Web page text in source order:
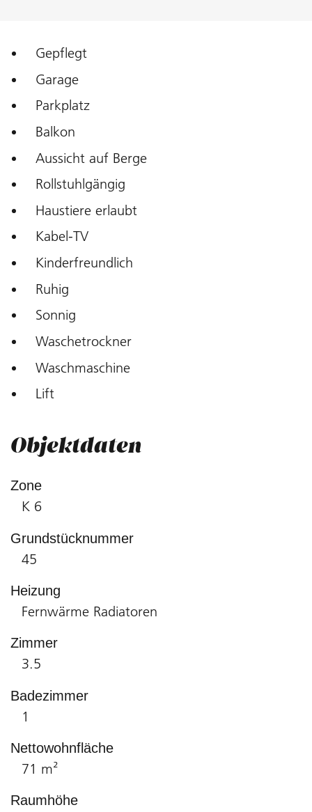
Gepflegt
Garage
Parkplatz
Balkon
Aussicht auf Berge
Rollstuhlgängig
Haustiere erlaubt
Kabel-TV
Kinderfreundlich
Ruhig
Sonnig
Waschetrockner
Waschmaschine
Lift
Objektdaten
Zone
K 6
Grundstücknummer
45
Heizung
Fernwärme Radiatoren
Zimmer
3.5
Badezimmer
1
Nettowohnfläche
71 m²
Raumhöhe